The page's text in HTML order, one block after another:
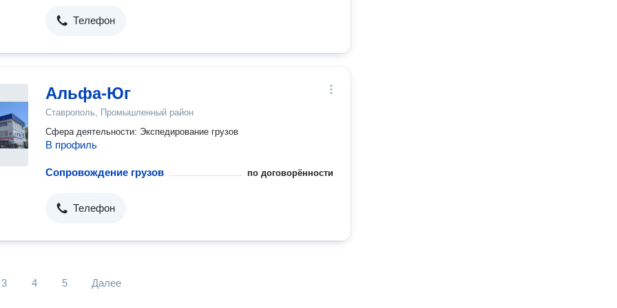
Телефон
Альфа-Юг
Ставрополь, Промышленный район
Сфера деятельности: Экспедирование грузов
В профиль
Сопровождение грузов по договорённости
Телефон
3 4 5 Далее